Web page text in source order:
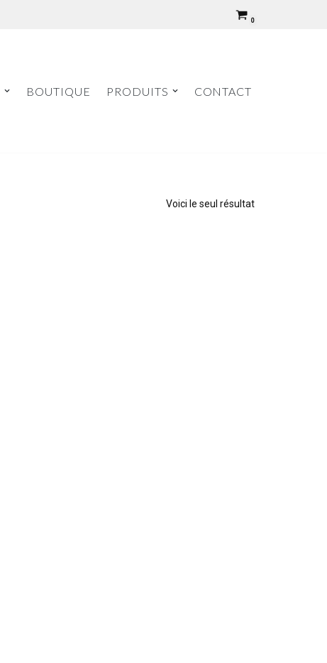
0
BOUTIQUE PRODUITS CONTACT
Voici le seul résultat